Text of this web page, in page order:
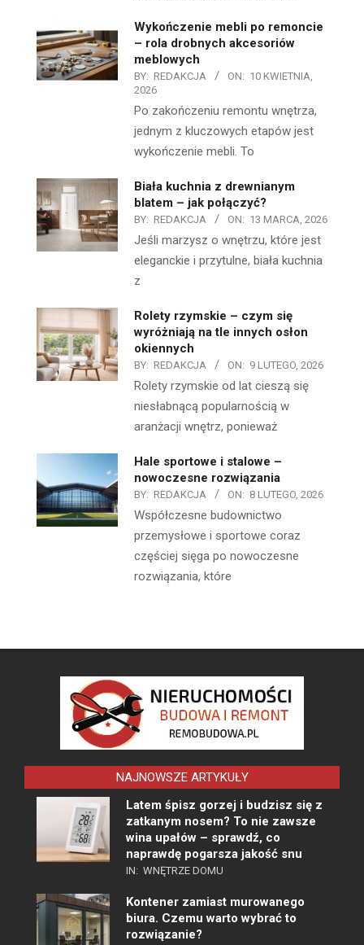
Wykończenie mebli po remoncie
– rola drobnych akcesoriów
meblowych
BY: REDAKCJA ON: 10 KWIETNIA,
2026
Po zakończeniu remontu wnętrza,
jednym z kluczowych etapów jest
wykończenie mebli. To
Biała kuchnia z drewnianym
blatem – jak połączyć?
BY: REDAKCJA ON: 13 MARCA, 2026
Jeśli marzysz o wnętrzu, które jest
eleganckie i przytulne, biała kuchnia
z
Rolety rzymskie – czym się
wyróżniają na tle innych osłon
okiennych
BY: REDAKCJA ON: 9 LUTEGO, 2026
Rolety rzymskie od lat cieszą się
niesłabnącą popularnością w
aranżacji wnętrz, ponieważ
Hale sportowe i stalowe –
nowoczesne rozwiązania
BY: REDAKCJA ON: 8 LUTEGO, 2026
Współczesne budownictwo
przemysłowe i sportowe coraz
częściej sięga po nowoczesne
rozwiązania, które
NAJNOWSZE ARTYKUŁY
Latem śpisz gorzej i budzisz się z
zatkanym nosem? To nie zawsze
wina upałów – sprawdź, co
naprawdę pogarsza jakość snu
IN: WNĘTRZE DOMU
Kontener zamiast murowanego
biura. Czemu warto wybrać to
rozwiązanie?